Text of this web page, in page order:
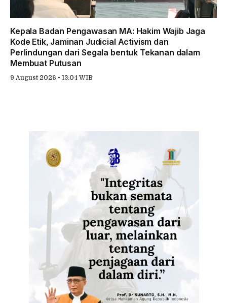
Kepala Badan Pengawasan MA: Hakim Wajib Jaga
Kode Etik, Jaminan Judicial Activism dan
Perlindungan dari Segala bentuk Tekanan dalam
Membuat Putusan
9 August 2026 • 13:04 WIB